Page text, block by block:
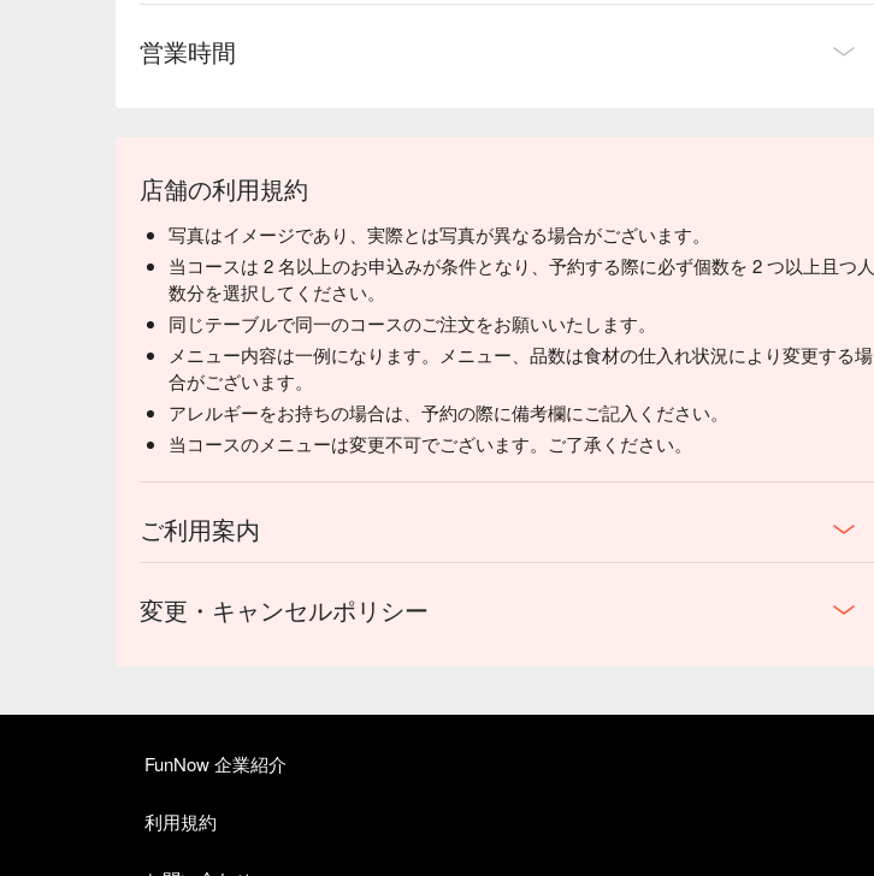
営業時間
店舗の利用規約
写真はイメージであり、実際とは写真が異なる場合がございます。
当コースは 2 名以上のお申込みが条件となり、予約する際に必ず個数を 2 つ以上且つ人
数分を選択してください。
同じテーブルで同一のコースのご注文をお願いいたします。
メニュー内容は一例になります。メニュー、品数は食材の仕入れ状況により変更する場
合がございます。
アレルギーをお持ちの場合は、予約の際に備考欄にご記入ください。
当コースのメニューは変更不可でございます。ご了承ください。
ご利用案内
変更・キャンセルポリシー
FunNow 企業紹介
利用規約